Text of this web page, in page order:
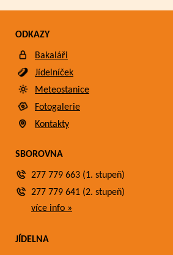
ODKAZY
Bakaláři
Jídelníček
Meteostanice
Fotogalerie
Kontakty
SBOROVNA
277 779 663 (1. stupeň)
277 779 641 (2. stupeň)
více info »
JÍDELNA